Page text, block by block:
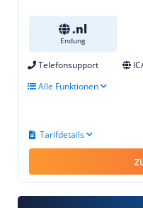
.nl
Endung
Telefonsupport
Alle Funktionen
Tarifdetails